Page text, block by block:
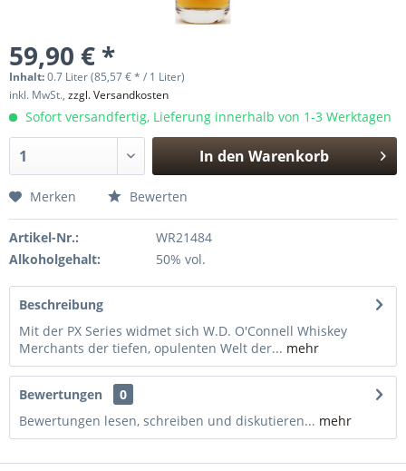
59,90 € *
Inhalt:0.7 Liter (85,57 € * / 1 Liter)
inkl. MwSt., zzgl. Versandkosten
Sofort versandfertig, Lieferung innerhalb von 1-3 Werktagen
In den Warenkorb
Merken Bewerten
Artikel-Nr.:
WR21484
Alkoholgehalt:
50% vol.
Beschreibung
Mit der PX Series widmet sich W.D. O'Connell Whiskey
Merchants der tiefen, opulenten Welt der... mehr
Bewertungen
0
Bewertungen lesen, schreiben und diskutieren... mehr